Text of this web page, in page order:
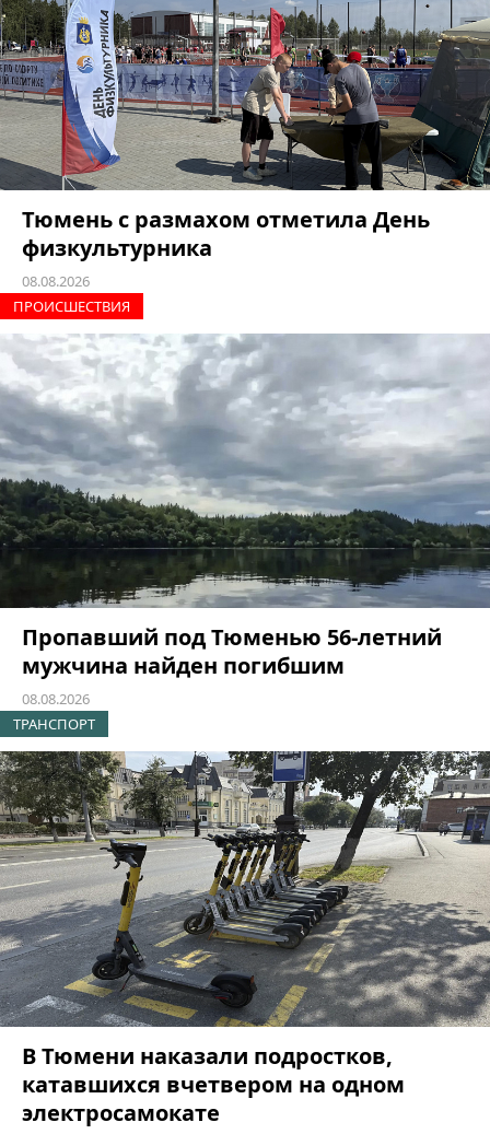
Тюмень с размахом отметила День
физкультурника
08.08.2026
ПРОИCШЕСТВИЯ
Пропавший под Тюменью 56-летний
мужчина найден погибшим
08.08.2026
ТРАНСПОРТ
В Тюмени наказали подростков,
катавшихся вчетвером на одном
электросамокате